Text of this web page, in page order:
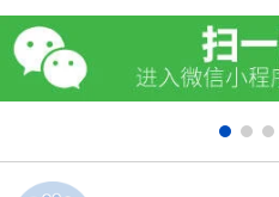
益智学习玩具
户外及运动产品